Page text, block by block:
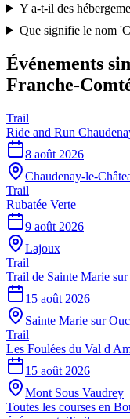
Y a-t-il des
Que signifie le nom
Événements
Franche-
Trail
Ride and Run
8 août 2026
Chaudenay-le-
Trail
Rubatée Verte
9 août 2026
Lajoux
Trail
Trail de Sainte Marie
15 août 2026
Sainte Marie sur
Trail
Les Foulées du Val d
15 août 2026
Mont Sous Vaudrey
Toutes les courses en